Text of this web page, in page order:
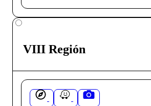
VIII Región